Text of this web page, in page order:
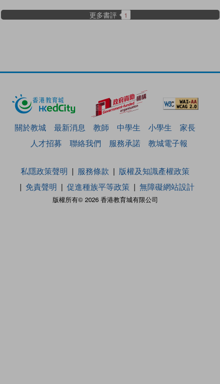
更多書評 1
關於教城 最新消息 教師 中學生 小學生
家長
人才招募
聯絡我們 服務承諾 教城電子報
版權所有© 2026 香港教育城有限公司
私隱政策聲明 服務條款
版權及知識產權政策
免責聲明
促進種族平等政策 無障礙網站設計